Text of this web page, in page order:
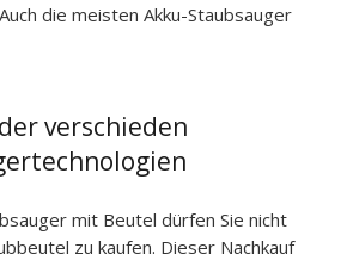
die meisten Akku-Staubsauger
verschieden
mit Beutel dürfen Sie nicht
zu kaufen. Dieser Nachkauf